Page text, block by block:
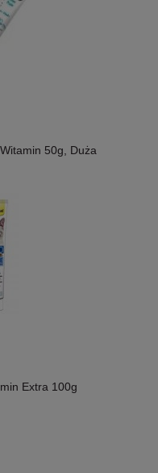
50g, Duża
Extra 100g